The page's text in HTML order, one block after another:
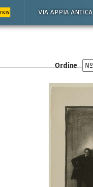
new VIA APPIA ANTICA
Ordine